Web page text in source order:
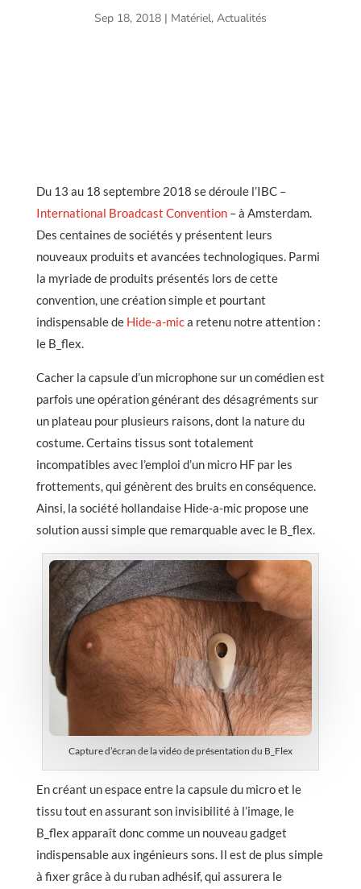
Sep 18, 2018| Matériel, Actualités
Du 13 au 18 septembre 2018 se déroule l’IBC –
International Broadcast Convention– à Amsterdam.
Des centaines de sociétés y présentent leurs
nouveaux produits et avancées technologiques. Parmi
la myriade de produits présentés lors de cette
convention, une création simple et pourtant
indispensable de Hide-a-mica retenu notre attention :
le B_flex.
Cacher la capsule d’un microphone sur un comédien est
parfois une opération générant des désagréments sur
un plateau pour plusieurs raisons, dont la nature du
costume. Certains tissus sont totalement
incompatibles avec l’emploi d’un micro HF par les
frottements, qui génèrent des bruits en conséquence.
Ainsi, la société hollandaise Hide-a-mic propose une
solution aussi simple que remarquable avec le B_flex.
Capture d’écran de la vidéo de présentation du B_Flex
En créant un espace entre la capsule du micro et le
tissu tout en assurant son invisibilité à l’image, le
B_flex apparaît donc comme un nouveau gadget
indispensable aux ingénieurs sons. Il est de plus simple
à fixer grâce à du ruban adhésif, qui assurera le